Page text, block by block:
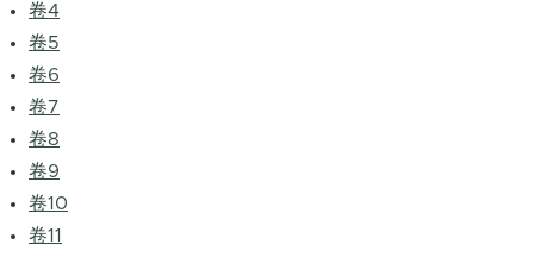
卷4
卷5
卷6
卷7
卷8
卷9
卷10
卷11